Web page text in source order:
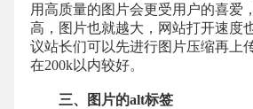
用高质量的图片会更受用户的喜爱
高，图片也就越大，网站打开速度
议站长们可以先进行图片压缩再上
在200k以内较好。
三、图片的alt标签